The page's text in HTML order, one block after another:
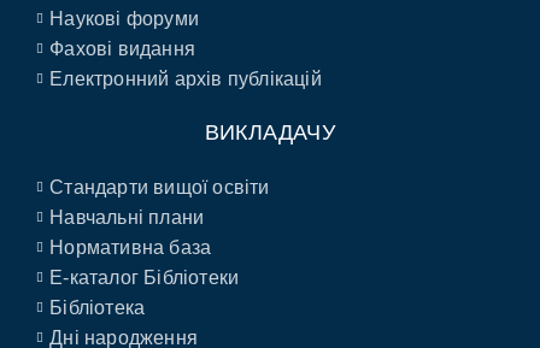
Наукові форуми
Фахові видання
Електронний архів публікацій
ВИКЛАДАЧУ
Стандарти вищої освіти
Навчальні плани
Нормативна база
E-каталог Бібліотеки
Бібліотека
Дні народження